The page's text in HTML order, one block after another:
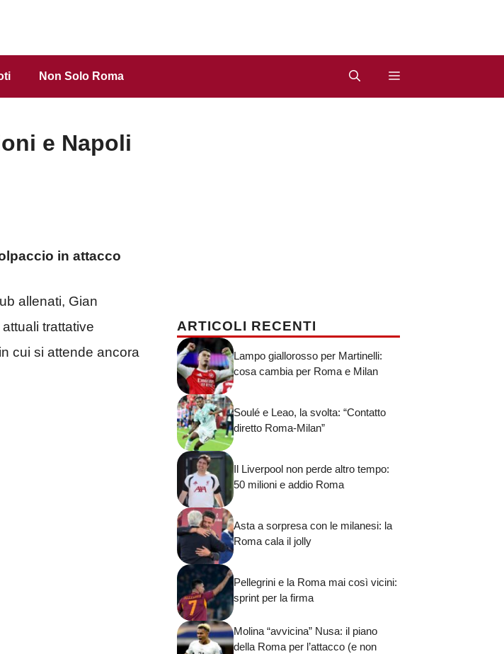
Non Solo Roma
e Napoli
in attacco
allenati, Gian
trattative
cui si attende ancora
ARTICOLI RECENTI
Lampo giallorosso per Martinelli:
cosa cambia per Roma e Milan
Soulé e Leao, la svolta: “Contatto
diretto Roma-Milan”
Il Liverpool non perde altro tempo:
50 milioni e addio Roma
Asta a sorpresa con le milanesi: la
Roma cala il jolly
Pellegrini e la Roma mai così vicini:
sprint per la firma
Molina “avvicina” Nusa: il piano
della Roma per l’attacco (e non